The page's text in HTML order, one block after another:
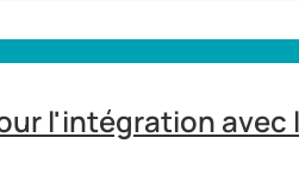
l'intégration avec